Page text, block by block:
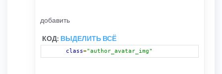
добавить
КОД: ВЫДЕЛИТЬ ВСЁ
class="author_avatar_img"